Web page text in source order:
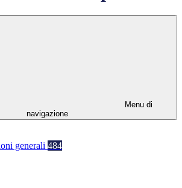
Menu di
navigazione
generali 484